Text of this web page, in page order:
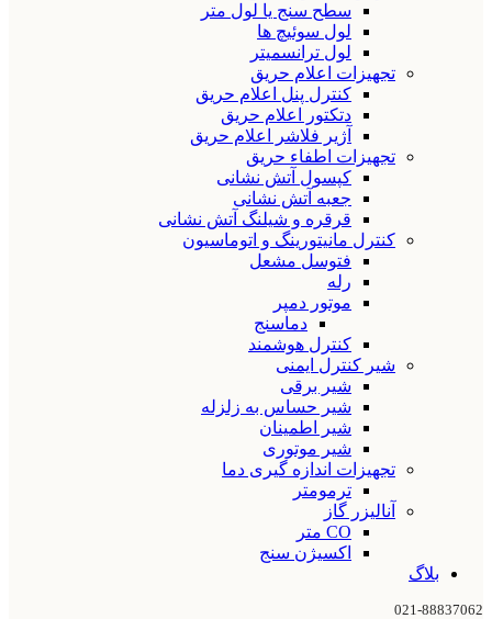
سطح سنج یا لول متر
لول سوئیچ ها
لول ترانسمیتر
تجهیزات اعلام حریق
کنترل پنل اعلام حریق
دتکتور اعلام حریق
آژیر فلاشر اعلام حریق
تجهیزات اطفاء حریق
کپسول آتش نشانی
جعبه آتش نشانی
قرقره و شیلنگ آتش نشانی
کنترل مانیتورینگ و اتوماسیون
فتوسل مشعل
رله
موتور دمپر
دماسنج
کنترل هوشمند
شیر کنترل ایمنی
شیر برقی
شیر حساس به زلزله
شیر اطمینان
شیر موتوری
تجهیزات اندازه گیری دما
ترمومتر
آنالیزر گاز
CO متر
اکسیژن سنج
بلاگ
021-88837062